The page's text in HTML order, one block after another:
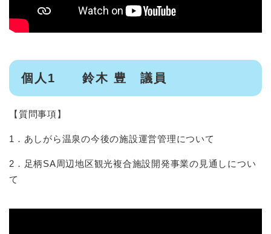
個人1 鈴木 豊 議員
【質問事項】
1．あしがら温泉の今後の施設運営管理について
2．足柄SA周辺地区観光複合施設開発事業の見通しについ
て